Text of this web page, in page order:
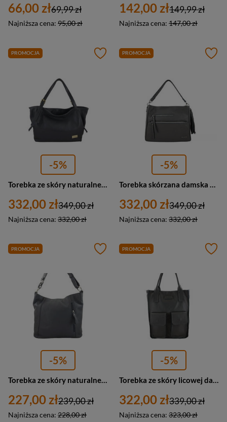
66,00 zł
Najniższa cena: 95,00 zł
69,99 zł 142,00 zł
Najniższa cena: 147,00 zł
149,99 zł
PROMOCJA
-5%
332,00 zł
Najniższa cena: 332,00 zł
349,00 zł
PROMOCJA
-5%
332,00 zł
Najniższa cena: 332,00 zł
349,00 zł
PROMOCJA
-5%
Torebka ze skóry naturalnej damska Barberini's 861-28 worek A4 ciemnoszara
227,00 zł
Najniższa cena: 228,00 zł
239,00 zł
PROMOCJA
-5%
Torebka ze skóry licowej damska Barberini's 952-28 shopper bag A4 ciemnoszara
322,00 zł
Najniższa cena: 323,00 zł
339,00 zł